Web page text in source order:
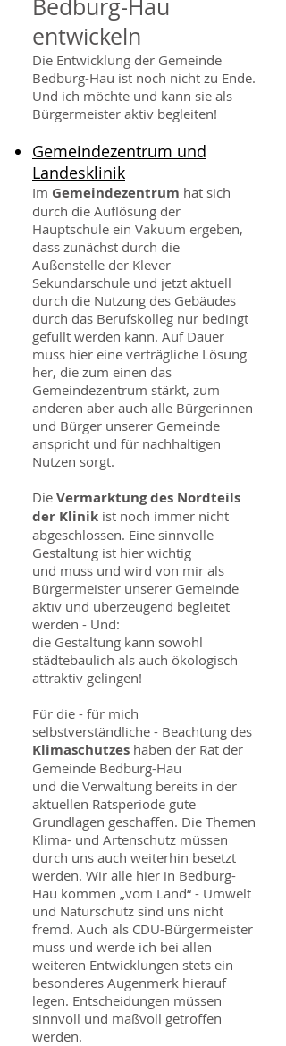
Bedburg-Hau
entwickeln
Die Entwicklung der Gemeinde
Bedburg-Hau ist noch nicht zu Ende.
Und ich möchte und kann sie als
Bürgermeister aktiv begleiten!
Gemeindezentrum und
Landesklinik
Im Gemeindezentrum hat sich
durch die Auflösung der
Hauptschule ein Vakuum ergeben,
dass zunächst durch die
Außenstelle der Klever
Sekundarschule und jetzt aktuell
durch die Nutzung des Gebäudes
durch das Berufskolleg nur bedingt
gefüllt werden kann. Auf Dauer
muss hier eine verträgliche Lösung
her, die zum einen das
Gemeindezentrum stärkt, zum
anderen aber auch alle Bürgerinnen
und Bürger unserer Gemeinde
anspricht und für nachhaltigen
Nutzen sorgt.
Die Vermarktung des Nordteils
der Klinik ist noch immer nicht
abgeschlossen. Eine sinnvolle
Gestaltung ist hier wichtig
und muss und wird von mir als
Bürgermeister unserer Gemeinde
aktiv und überzeugend begleitet
werden - Und:
die Gestaltung kann sowohl
städtebaulich als auch ökologisch
attraktiv gelingen!
Für die - für mich
selbstverständliche - Beachtung des
Klimaschutzes haben der Rat der
Gemeinde Bedburg-Hau
und die Verwaltung bereits in der
aktuellen Ratsperiode gute
Grundlagen geschaffen. Die Themen
Klima- und Artenschutz müssen
durch uns auch weiterhin besetzt
werden. Wir alle hier in Bedburg-
Hau kommen „vom Land“ - Umwelt
und Naturschutz sind uns nicht
fremd. Auch als CDU-Bürgermeister
muss und werde ich bei allen
weiteren Entwicklungen stets ein
besonderes Augenmerk hierauf
legen. Entscheidungen müssen
sinnvoll und maßvoll getroffen
werden.